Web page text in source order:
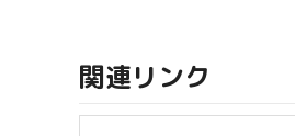
関連リンク